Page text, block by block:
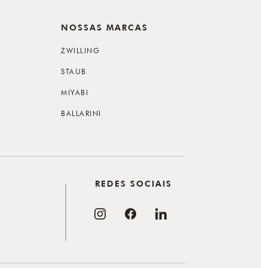
NOSSAS MARCAS
ZWILLING
STAUB
MIYABI
BALLARINI
REDES SOCIAIS